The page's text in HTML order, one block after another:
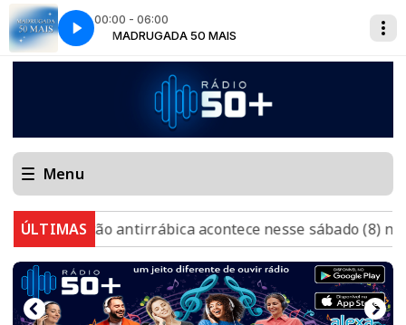
00:00 - 06:00
MADRUGADA 50 MAIS
Menu
ÚLTIMASantirrábica acontece nesse sábado (8) na área